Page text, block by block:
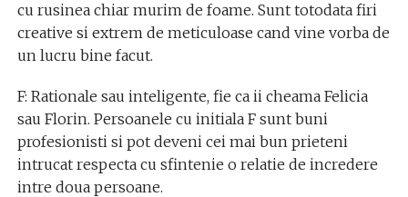
cu rusinea chiar murim de foame. Sunt totodata firi
creative si extrem de meticuloase cand vine vorba de
un lucru bine facut.
F: Rationale sau inteligente, fie ca ii cheama Felicia
sau Florin. Persoanele cu initiala F sunt buni
profesionisti si pot deveni cei mai bun prieteni
intrucat respecta cu sfintenie o relatie de incredere
intre doua persoane.